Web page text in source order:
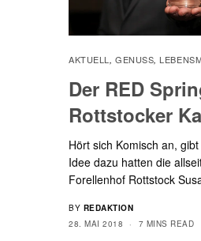
AKTUELL , GENUSS,
Der RED
Rottstocker
Hört sich Komisch an,
Idee dazu hatten die
Forellenhof Rottstock
BY REDAKTION
28. MAI 2018
7 MINS READ